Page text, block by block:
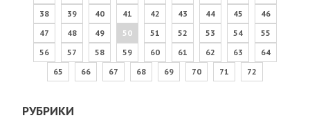
38
39 40 41 42 43 44 45
46
47
48 49 50 51 52 53 54
55
56
57 58 59 60 61 62 63
64
65
66 67 68 69 70 71 72
РУБРИКИ